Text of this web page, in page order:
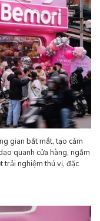
gian bắt mắt, tạo cảm
quanh cửa hàng, ngắm
trải nghiệm thú vị, đặc